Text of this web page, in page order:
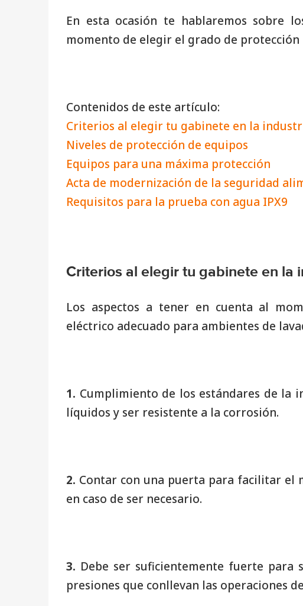
En esta ocasión te hablaremos sobre
momento de elegir el grado de protección
Contenidos de este artículo:
Criterios al elegir tu gabinete en la
Niveles de protección de equipos
Equipos para una máxima protección
Acta de modernización de la seguridad
Requisitos para la prueba con agua IPX9
Criterios al elegir tu gabinete en la
Los aspectos a tener en cuenta al
eléctrico adecuado para ambientes de
1. Cumplimiento de los estándares de la
líquidos y ser resistente a la corrosión.
2. Contar con una puerta para facilitar el
en caso de ser necesario.
3. Debe ser suficientemente fuerte
presiones que conllevan las operaciones